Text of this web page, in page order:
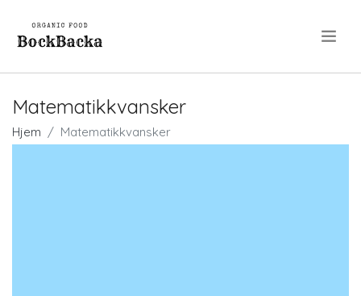
Matematikkvansker
Hjem Matematikkvansker